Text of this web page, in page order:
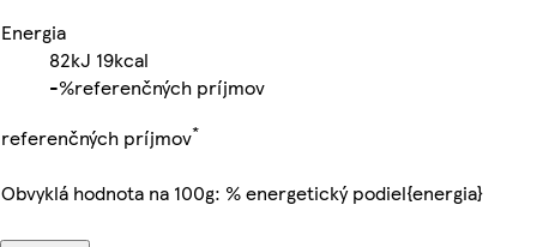
Energia
82kJ 19kcal
-%referenčných príjmov
referenčných príjmov*
Obvyklá hodnota na 100g: % energetický podiel{energia}